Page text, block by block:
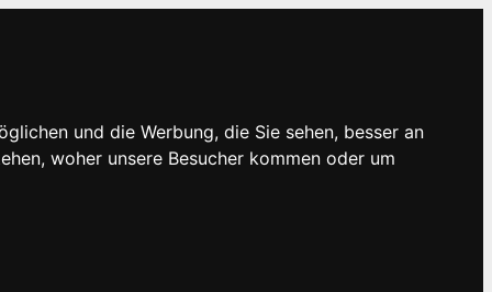
und die Werbung, die Sie sehen, besser an
woher unsere Besucher kommen oder um